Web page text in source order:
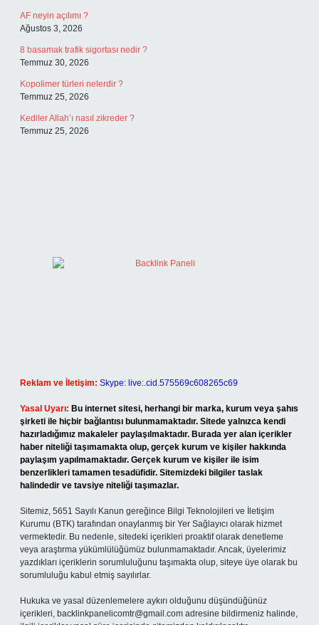
AF neyin açılımı ?
Ağustos 3, 2026
8 basamak trafik sigortası nedir ?
Temmuz 30, 2026
Kopolimer türleri nelerdir ?
Temmuz 25, 2026
Kediler Allah’ı nasıl zikreder ?
Temmuz 25, 2026
Reklam ve İletişim: Skype: live:.cid.575569c608265c69
Yasal Uyarı: Bu internet sitesi, herhangi bir marka, kurum veya şahıs
şirketi ile hiçbir bağlantısı bulunmamaktadır. Sitede yalnızca kendi
hazırladığımız makaleler paylaşılmaktadır. Burada yer alan içerikler
haber niteliği taşımamakta olup, gerçek kurum ve kişiler hakkında
paylaşım yapılmamaktadır. Gerçek kurum ve kişiler ile isim
benzerlikleri tamamen tesadüfidir. Sitemizdeki bilgiler taslak
halindedir ve tavsiye niteliği taşımazlar.
Sitemiz, 5651 Sayılı Kanun gereğince Bilgi Teknolojileri ve İletişim
Kurumu (BTK) tarafından onaylanmış bir Yer Sağlayıcı olarak hizmet
vermektedir. Bu nedenle, sitedeki içerikleri proaktif olarak denetleme
veya araştırma yükümlülüğümüz bulunmamaktadır. Ancak, üyelerimiz
yazdıkları içeriklerin sorumluluğunu taşımakta olup, siteye üye olarak bu
sorumluluğu kabul etmiş sayılırlar.
Hukuka ve yasal düzenlemelere aykırı olduğunu düşündüğünüz
içerikleri, backlinkpanelicomtr@gmail.com adresine bildirmeniz halinde,